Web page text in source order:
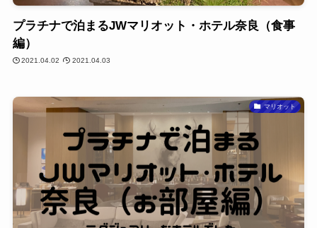
プラチナで泊まるJWマリオット・ホテル奈良（食事
編）
2021.04.02 2021.04.03
マリオット